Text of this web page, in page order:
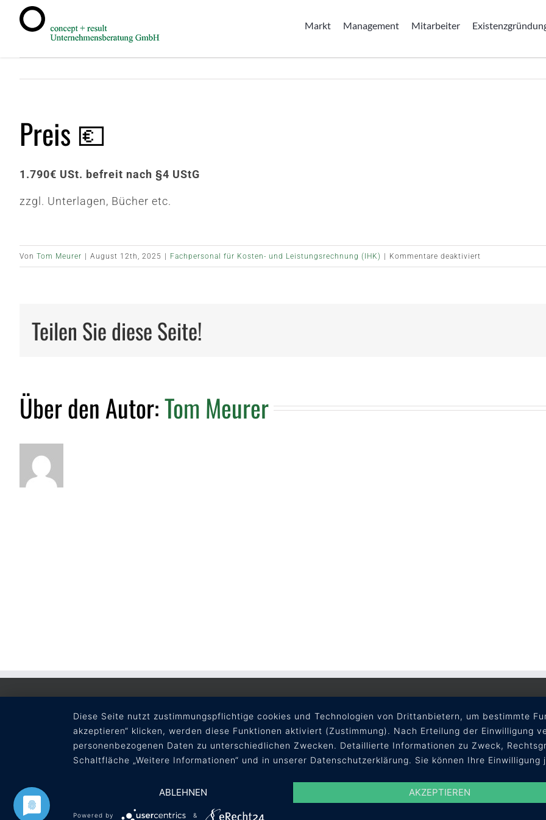
Zum
Inhalt
springen
Markt Management Mitarbeiter
Preis 💶
1.790€ USt. befreit nach §4 UStG
zzgl. Unterlagen, Bücher etc.
Von Tom Meurer August 12th, 2025 Fachpersonal für Kosten- und Leistungsrechnung (IHK) Kommentare deaktiviert
Teilen Sie diese Seite!
Über den Autor:Tom Meurer
Datenschutz
Diese Seite nutzt zustimmungspflichtige cookies und Technologien von Drittanbietern, um bestimmte
akzeptieren“ klicken, werden diese Funktionen aktiviert (Zustimmung). Nach Erteilung der Einwilligung
personenbezogenen Daten zu unterschiedlichen Zwecken. Detaillierte Informationen zu Zweck,
Schaltfläche „Weitere Informationen“ und in unserer Datenschutzerklärung. Sie können Ihre
ABLEHNEN AKZEPTIEREN
Powered by &